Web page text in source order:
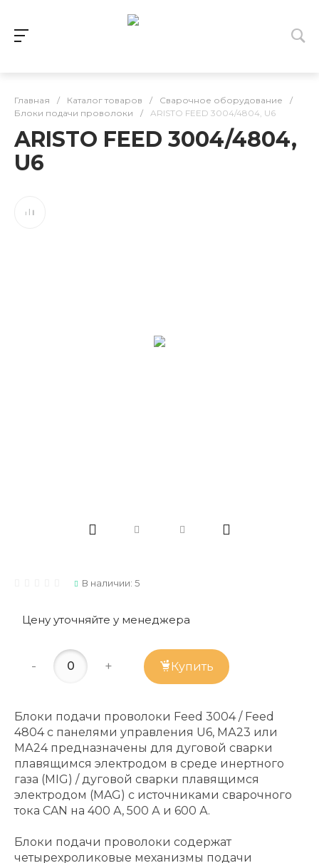
Главная / Каталог товаров / Сварочное оборудование
/
Блоки подачи проволоки
/ ARISTO FEED 3004/4804, U6
ARISTO FEED 3004/4804,
U6
В наличии: 5
Цену уточняйте у менеджера
- + Купить
Блоки подачи проволоки Feed 3004 / Feed
4804 с панелями управления U6, МА23 или
МА24 предназначены для дуговой сварки
плавящимся электродом в среде инертного
газа (MIG) / дуговой сварки плавящимся
электродом (MAG) с источниками сварочного
тока CAN на 400 А, 500 А и 600 А.
Блоки подачи проволоки содержат
четырехроликовые механизмы подачи